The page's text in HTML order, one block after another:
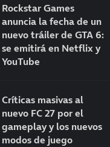
Rockstar Games
anuncia la fecha de un
nuevo tráiler de GTA 6:
se emitirá en Netflix y
YouTube
Críticas masivas al
nuevo FC 27 por el
gameplay y los nuevos
modos de juego